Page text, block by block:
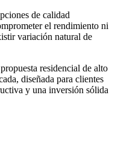
de calidad
el rendimiento ni
variación natural de
residencial de alto
diseñada para clientes
y una inversión sólida